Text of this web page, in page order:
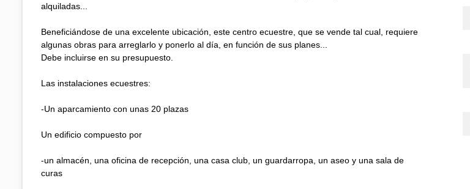
alquiladas...
Beneficiándose de una excelente ubicación, este centro ecuestre, que se vende tal cual, requiere
algunas obras para arreglarlo y ponerlo al día, en función de sus planes...
Debe incluirse en su presupuesto.
Las instalaciones ecuestres:
-Un aparcamiento con unas 20 plazas
Un edificio compuesto por
-un almacén, una oficina de recepción, una casa club, un guardarropa, un aseo y una sala de
curas